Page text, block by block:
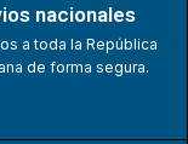
nacionales
a toda la República
de forma segura.